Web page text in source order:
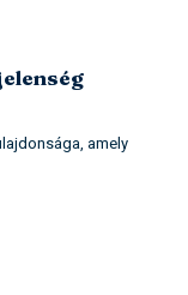
amely